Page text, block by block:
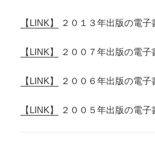
【LINK】 ２０１３年出版の電
【LINK】 ２００７年出版の電子
【LINK】 ２００６年出版の電子
【LINK】 ２００５年出版の電子